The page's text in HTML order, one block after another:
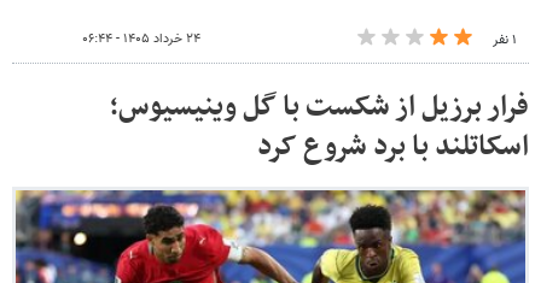
۱ نفر ۲۴ خرداد ۱۴۰۵ - ۰۶:۴۴
فرار برزیل از شکست با گل وینیسیوس؛
اسکاتلند با برد شروع کرد